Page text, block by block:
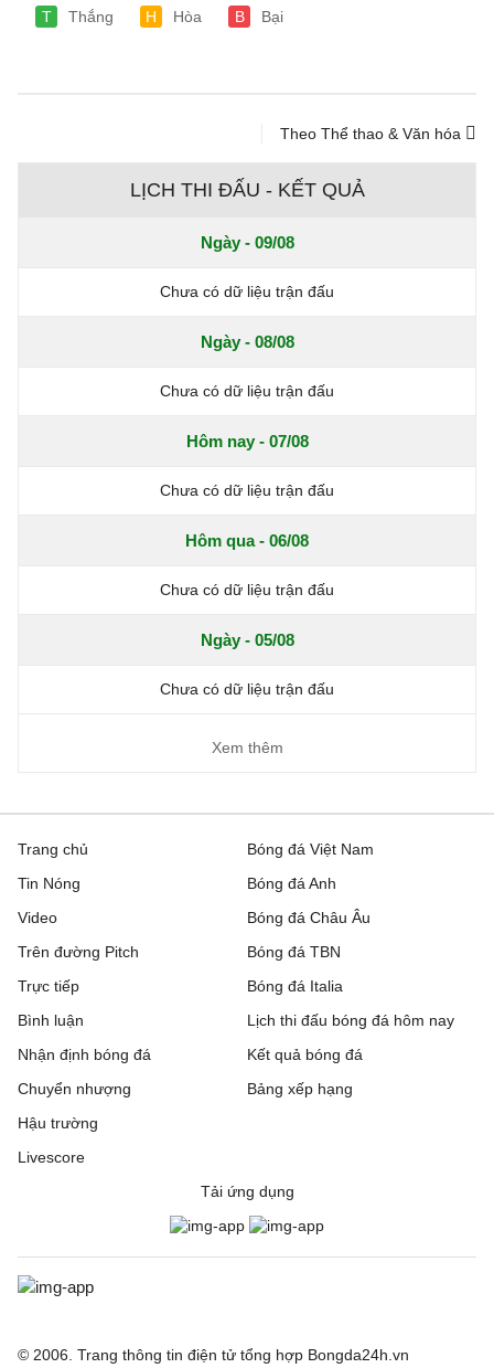
T Thắng H Hòa B Bại
Theo Thể thao & Văn hóa
LỊCH THI ĐẤU - KẾT QUẢ
Ngày - 09/08
Chưa có dữ liệu trận đấu
Ngày - 08/08
Chưa có dữ liệu trận đấu
Hôm nay - 07/08
Chưa có dữ liệu trận đấu
Hôm qua - 06/08
Chưa có dữ liệu trận đấu
Ngày - 05/08
Chưa có dữ liệu trận đấu
Xem thêm
Trang chủ
Tin Nóng
Video
Trên đường Pitch
Trực tiếp
Bóng đá Việt Nam
Bóng đá Anh
Bóng đá Châu Âu
Bóng đá TBN
Bóng đá Italia
Bình luận
Nhận định bóng đá
Chuyển nhượng
Hậu trường
Livescore
Lịch thi đấu bóng đá hôm nay
Kết quả bóng đá
Bảng xếp hạng
Tải ứng dụng
© 2006. Trang thông tin điện tử tổng hợp Bongda24h.vn